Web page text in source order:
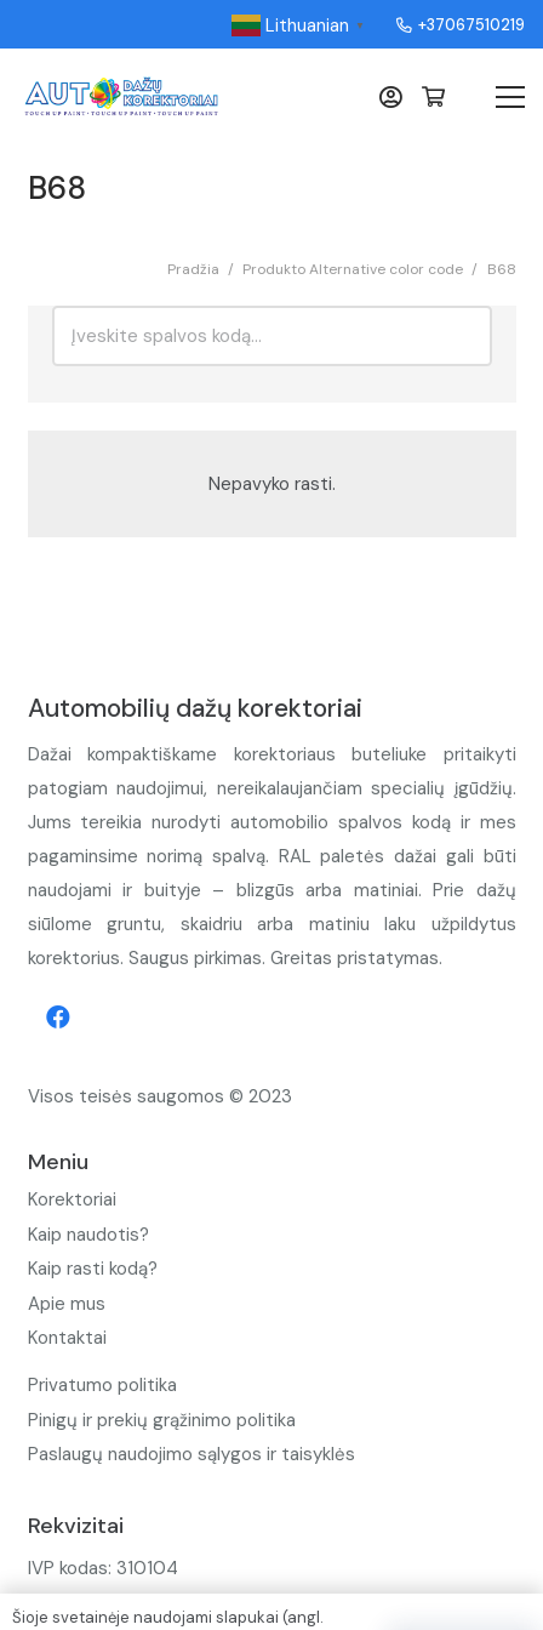
Lithuanian ▼ +37067510219
B68
Pradžia / Produkto Alternative color code / B68
Nepavyko rasti.
Automobilių dažų korektoriai
Dažai kompaktiškame korektoriaus buteliuke pritaikyti
patogiam naudojimui, nereikalaujančiam specialių įgūdžių.
Jums tereikia nurodyti automobilio spalvos kodą ir mes
pagaminsime norimą spalvą. RAL paletės dažai gali būti
naudojami ir buityje – blizgūs arba matiniai. Prie dažų
siūlome gruntu, skaidriu arba matiniu laku užpildytus
korektorius. Saugus pirkimas. Greitas pristatymas.
Visos teisės saugomos © 2023
Meniu
Korektoriai
Kaip naudotis?
Kaip rasti kodą?
Apie mus
Kontaktai
Privatumo politika
Pinigų ir prekių grąžinimo politika
Paslaugų naudojimo sąlygos ir taisyklės
Rekvizitai
IVP kodas: 310104
Šioje svetainėje naudojami slapukai (angl.